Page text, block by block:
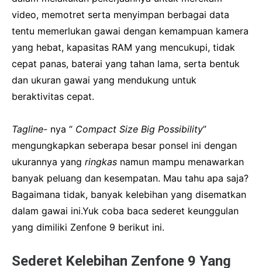
video, memotret serta menyimpan berbagai data
tentu memerlukan gawai dengan kemampuan kamera
yang hebat, kapasitas RAM yang mencukupi, tidak
cepat panas, baterai yang tahan lama, serta bentuk
dan ukuran gawai yang mendukung untuk
beraktivitas cepat.
Tagline- nya “ Compact Size Big Possibility”
mengungkapkan seberapa besar ponsel ini dengan
ukurannya yang ringkas namun mampu menawarkan
banyak peluang dan kesempatan. Mau tahu apa saja?
Bagaimana tidak, banyak kelebihan yang disematkan
dalam gawai ini.Yuk coba baca sederet keunggulan
yang dimiliki Zenfone 9 berikut ini.
Sederet Kelebihan Zenfone 9 Yang